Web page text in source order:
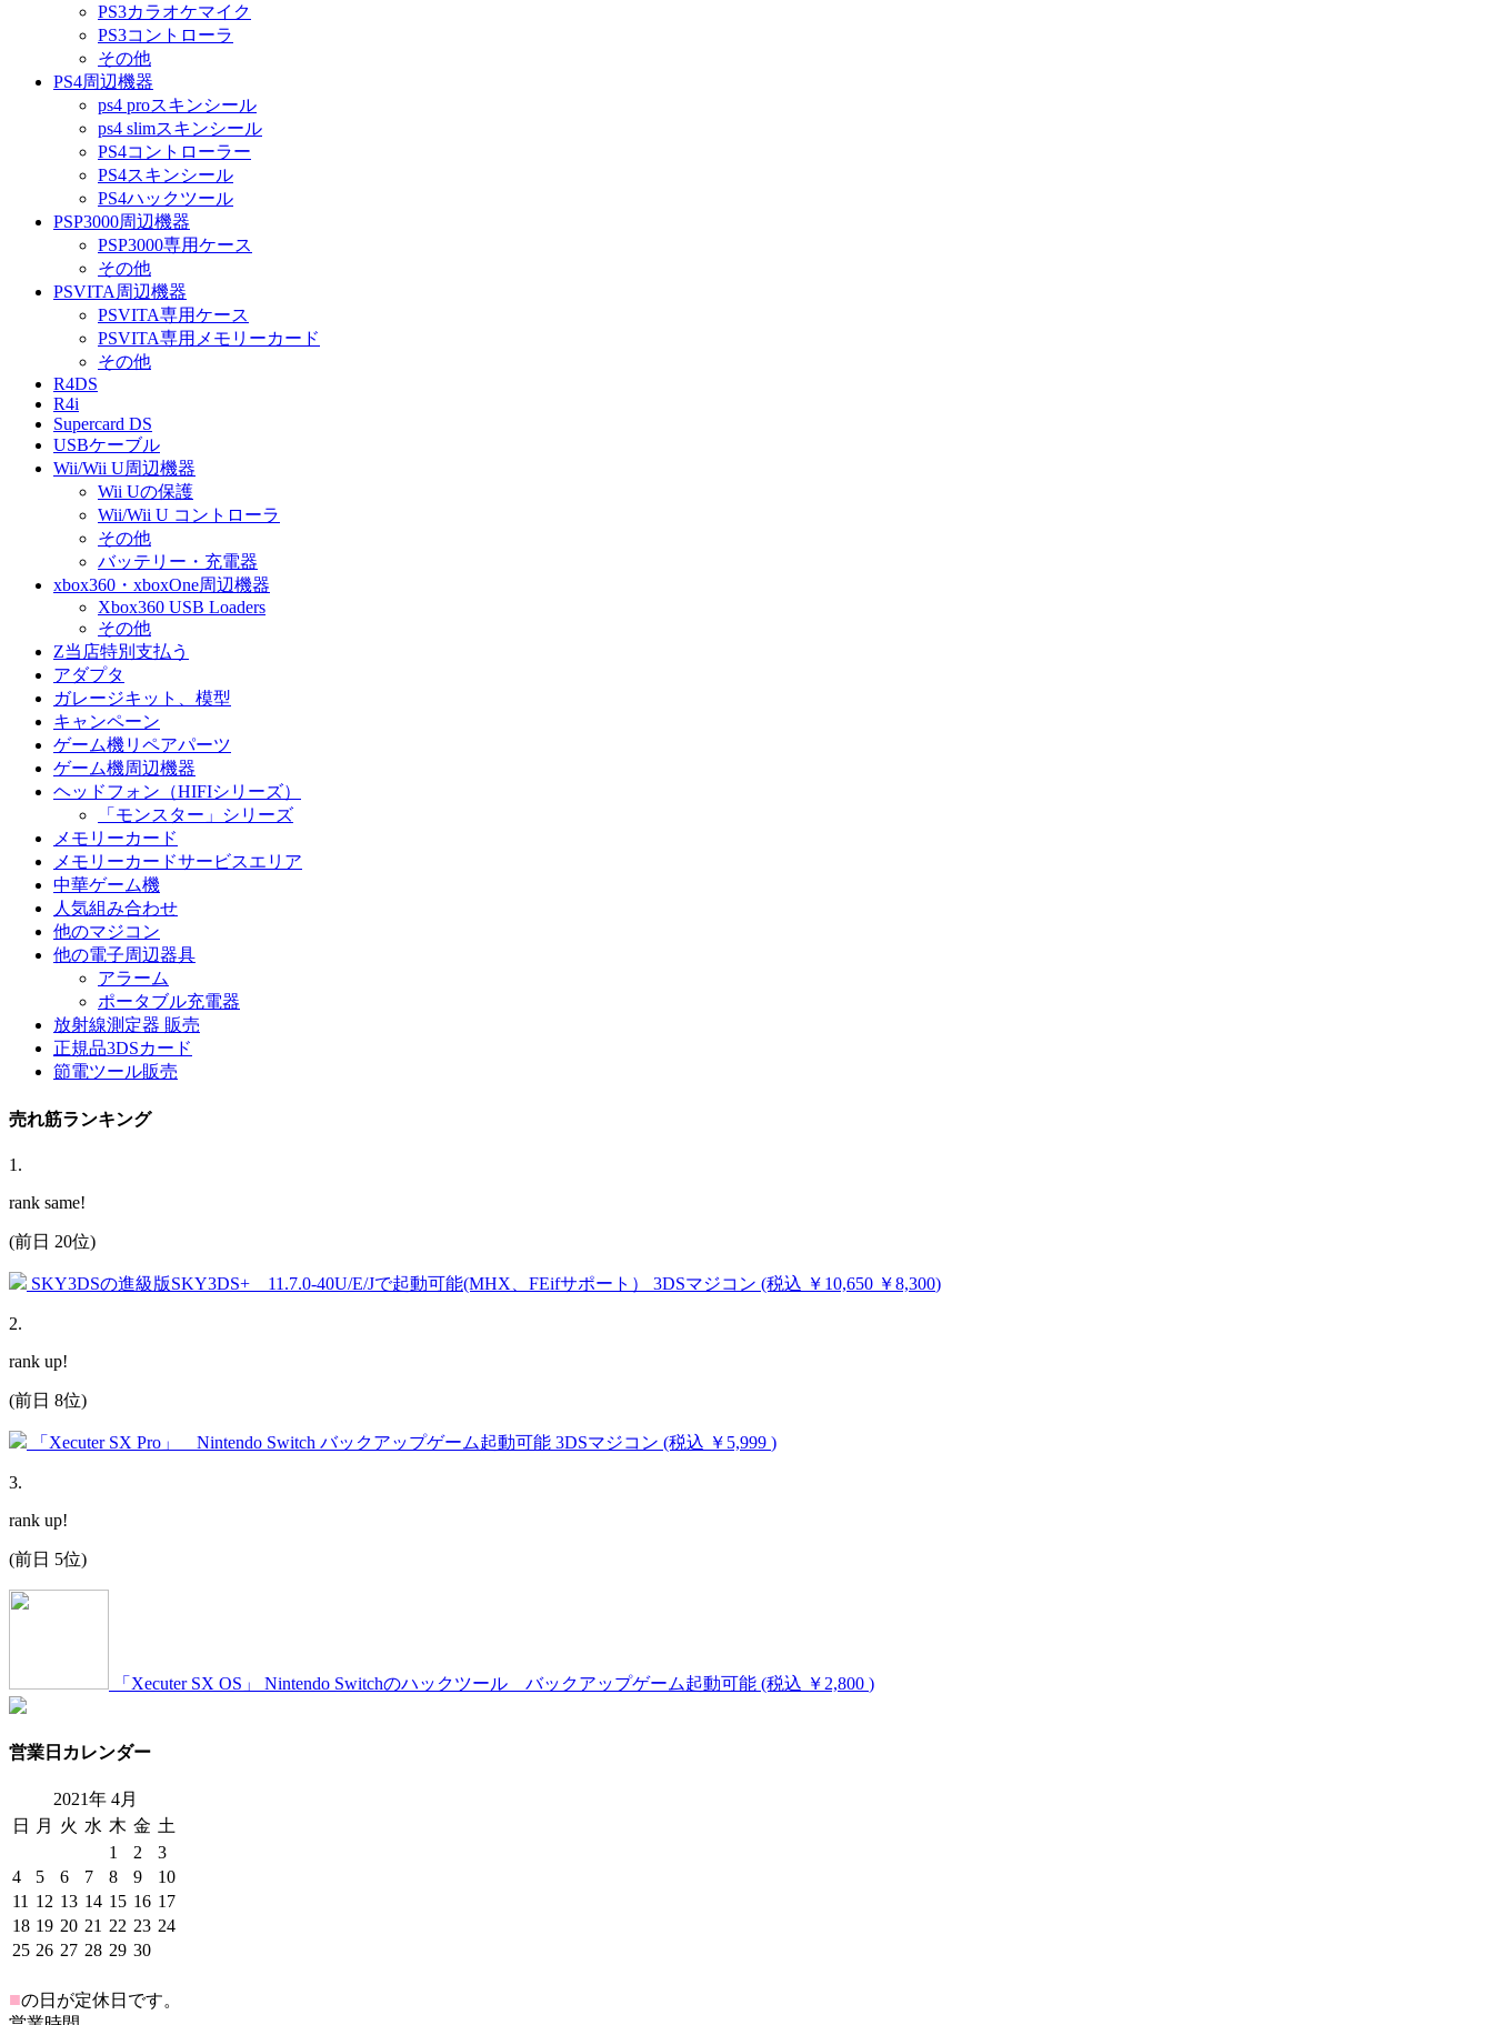
PS3カラオケマイク
PS3コントローラ
その他
PS4周辺機器
ps4 proスキンシール
ps4 slimスキンシール
PS4コントローラー
PS4スキンシール
PS4ハックツール
PSP3000周辺機器
PSP3000専用ケース
その他
PSVITA周辺機器
PSVITA専用ケース
PSVITA専用メモリーカード
その他
R4DS
R4i
Supercard DS
USBケーブル
Wii/Wii U周辺機器
Wii Uの保護
Wii/Wii U コントローラ
その他
バッテリー・充電器
xbox360・xboxOne周辺機器
Xbox360 USB Loaders
その他
Z当店特別支払う
アダプタ
ガレージキット、模型
キャンペーン
ゲーム機リペアパーツ
ゲーム機周辺機器
ヘッドフォン（HIFIシリーズ）
「モンスター」シリーズ
メモリーカード
メモリーカードサービスエリア
中華ゲーム機
人気組み合わせ
他のマジコン
他の電子周辺器具
アラーム
ポータブル充電器
放射線測定器 販売
正規品3DSカード
節電ツール販売
売れ筋ランキング
1 .
rank same!
(前日 20位)
SKY3DSの進級版SKY3DS+ 11.7.0-40U/E/Jで起動可能(MHX、FEifサポート） 3DSマジコン (税込 ￥10,650 ￥8,300)
2.
rank up!
(前日 8位)
「Xecuter SX Pro」 Nintendo Switch バックアップゲーム起動可能 3DSマジコン (税込 ￥5,999 )
3.
rank up!
(前日 5位)
「Xecuter SX OS」 Nintendo Switchのハックツール バックアップゲーム起動可能 (税込 ￥2,800 )
営業日カレンダー
2021年4月
日
月 火 水 木 金 土
1
2
3
4
5 6 7 8 9
10
11 12 13 14 15 16 17
18 19 20 21 22 23 24
25 26 27 28 29 30
■の日が定休日です。